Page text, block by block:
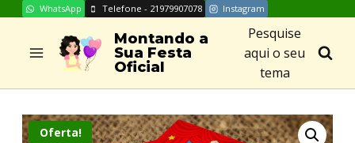
Skip
content
WhatsApp Telefone - 21979907078 Instagram
Montando a
Sua Festa
Oficial
Pesquise
aqui o seu
tema
Oferta!